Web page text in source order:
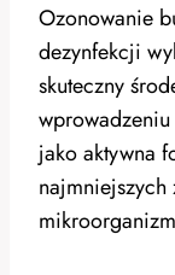
Ozonowanie
dezynfekcji
skuteczny
jako aktywna